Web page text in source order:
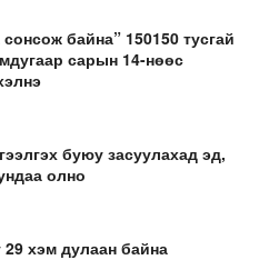
байна” 150150 тусгай
сарын 14-нөөс
буюу засуулахад эд,
олно
29 хэм дулаан байна